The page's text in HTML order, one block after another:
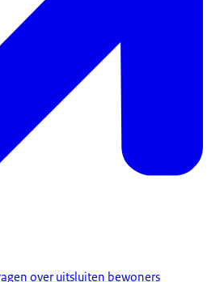
over uitsluiten bewoners